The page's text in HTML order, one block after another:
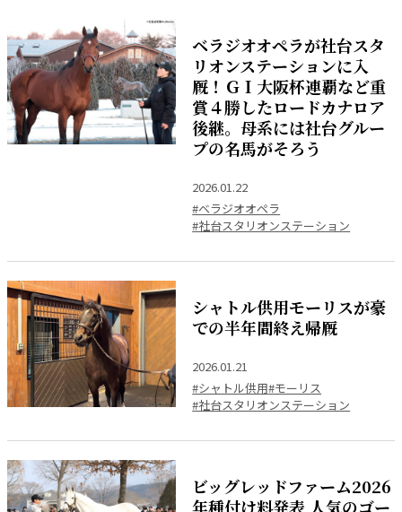
ベラジオオペラが社台スタ
リオンステーションに入
厩！ＧＩ大阪杯連覇など重
賞４勝したロードカナロア
後継。母系には社台グルー
プの名馬がそろう
2026.01.22
#ベラジオオペラ
#社台スタリオンステーション
シャトル供用モーリスが豪
での半年間終え帰厩
2026.01.21
#シャトル供用#モーリス
#社台スタリオンステーション
ビッグレッドファーム2026
年種付け料発表 人気のゴー